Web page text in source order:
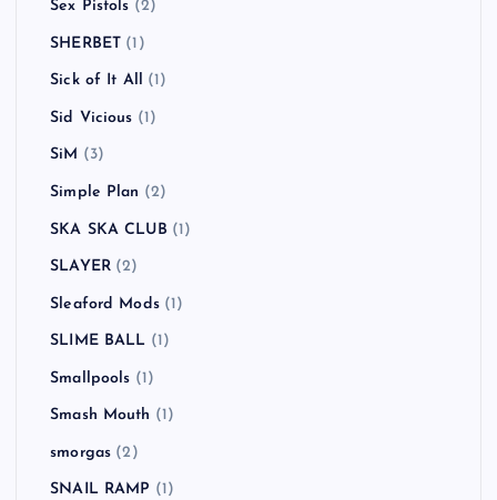
Sex Pistols (2)
SHERBET (1)
Sick of It All (1)
Sid Vicious (1)
SiM (3)
Simple Plan (2)
SKA SKA CLUB (1)
SLAYER(2)
Sleaford Mods(1)
SLIME BALL (1)
Smallpools (1)
Smash Mouth (1)
smorgas (2)
SNAIL RAMP (1)